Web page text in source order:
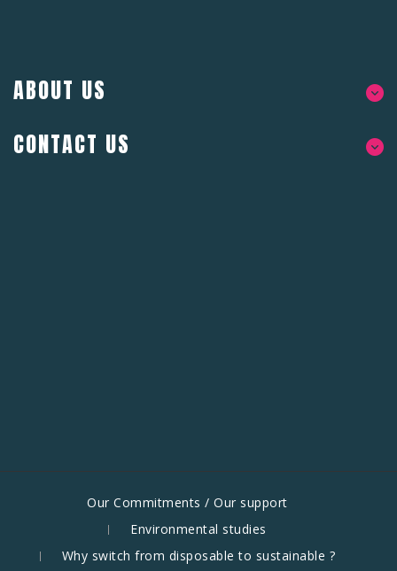
ABOUT US
CONTACT US
Our Commitments / Our support
Environmental studies
Why switch from disposable to sustainable ?